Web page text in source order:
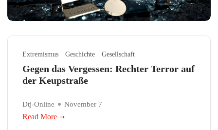
Extremismus Geschichte Gesellschaft
Gegen das Vergessen: Rechter Terror auf
der Keupstraße
Dtj-Online November 7
Read More